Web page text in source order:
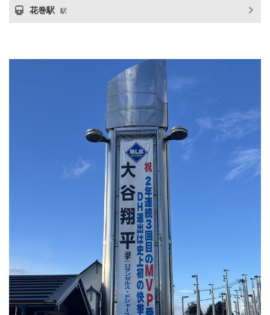
花巻駅 駅